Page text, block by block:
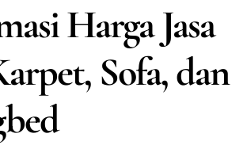
Harga Jasa
Sofa, dan